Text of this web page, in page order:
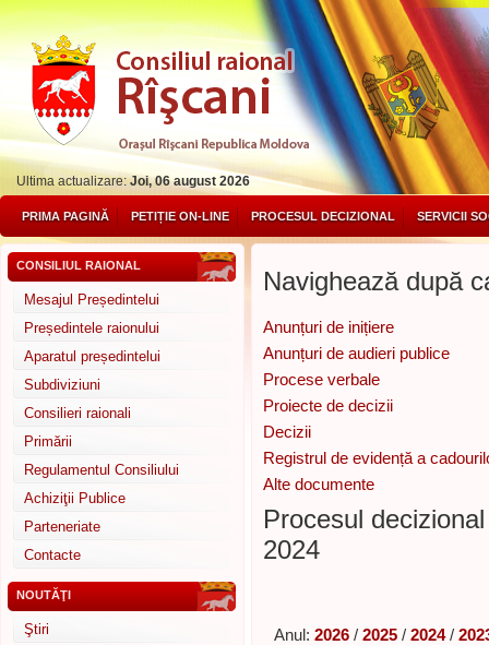
Ultima actualizare:Joi, 06 august 2026
PRIMA PAGINĂ PETIȚIE ON-LINE PROCESUL DECIZIONAL SERVICII
CONSILIUL RAIONAL
Mesajul Președintelui
Președintele raionului
Aparatul președintelui
Subdiviziuni
Consilieri raionali
Primării
Regulamentul Consiliului
Achiziţii Publice
Parteneriate
Contacte
NOUTĂŢI
Ştiri
Navighează după
Anunțuri de inițiere
Anunțuri de audieri publice
Procese verbale
Proiecte de decizii
Decizii
Registrul de evidență a
Alte documente
Procesul
2024
Anul: 2026 / 2025 / 2024/